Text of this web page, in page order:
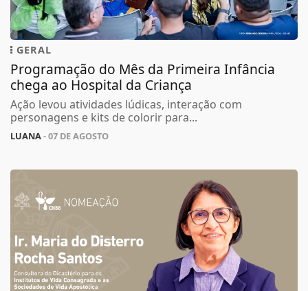
GERAL
Programação do Mês da Primeira Infância
chega ao Hospital da Criança
Ação levou atividades lúdicas, interação com
personagens e kits de colorir para...
LUANA- 07 DE AGOSTO